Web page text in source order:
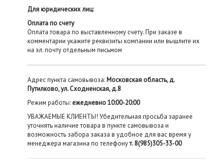
Для юридических лиц:
Оплата по счету
Оплата товара по выставленному счету. При заказе в
комментарии укажите реквизиты компании или вышлите их
на эл. почту отдельным письмом
Адрес пункта самовывоза: Московская область, д.
Путилково, ул. Сходненская, д.8
Режим работы: ежедневно 10:00-20:00
УВАЖАЕМЫЕ КЛИЕНТЫ! Убедительная просьба заранее
уточнять наличие товара в пункте самовывоза и
возможность забора заказа в удобное для вас время у
менеджера магазина по телефонут. 8(985)305-33-00